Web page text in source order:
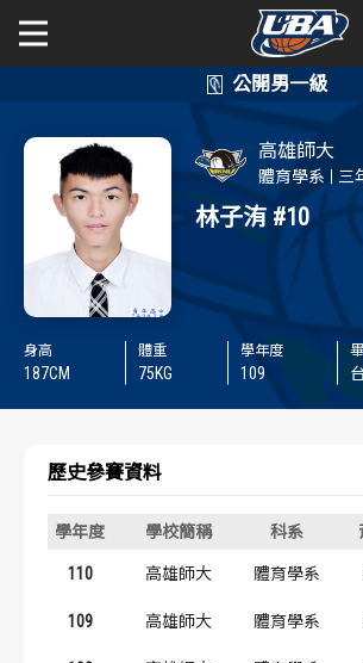
公開男一級
學年度
賽事資訊
賽程表
戰績排行
球隊資訊
歷屆個人
公開女一級
學年度
賽事資訊
賽程表
戰績排行
球隊資訊
歷屆個人
二級與一般組
新聞
高雄師大
體育學系 三
林子洧 #10
身高
187CM
體重
75KG
學年度
109
歷史參賽資料
學年度 學校簡稱 科系
110 高雄師大 體育學系
109 高雄師大 體育學系